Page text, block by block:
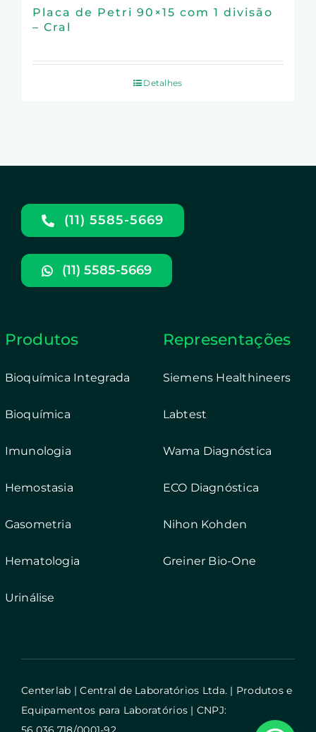
Placa de Petri 90×15 com 1 divisão
– Cral
Detalhes
(11) 5585-5669
(11) 5585-5669
Produtos
Bioquímica Integrada
Bioquímica
Imunologia
Hemostasia
Gasometria
Hematologia
Urinálise
Representações
Siemens Healthineers
Labtest
Wama Diagnóstica
ECO Diagnóstica
Nihon Kohden
Greiner Bio-One
Centerlab | Central de Laboratórios Ltda. | Produtos e
Equipamentos para Laboratórios | CNPJ: